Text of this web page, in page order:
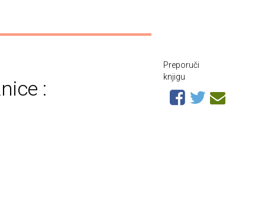
:
Preporuči
knjigu